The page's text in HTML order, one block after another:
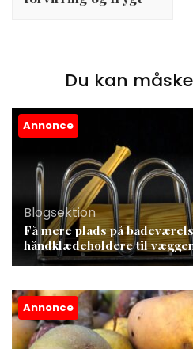
Du kan
Annonce
Blogsektion
Få mere plads på
håndklædeholdere til
Annonce